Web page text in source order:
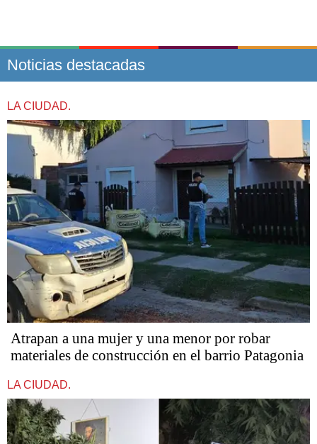
Noticias destacadas
LA CIUDAD.
Atrapan a una mujer y una menor por robar
materiales de construcción en el barrio Patagonia
LA CIUDAD.